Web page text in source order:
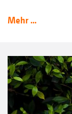
Mehr ...